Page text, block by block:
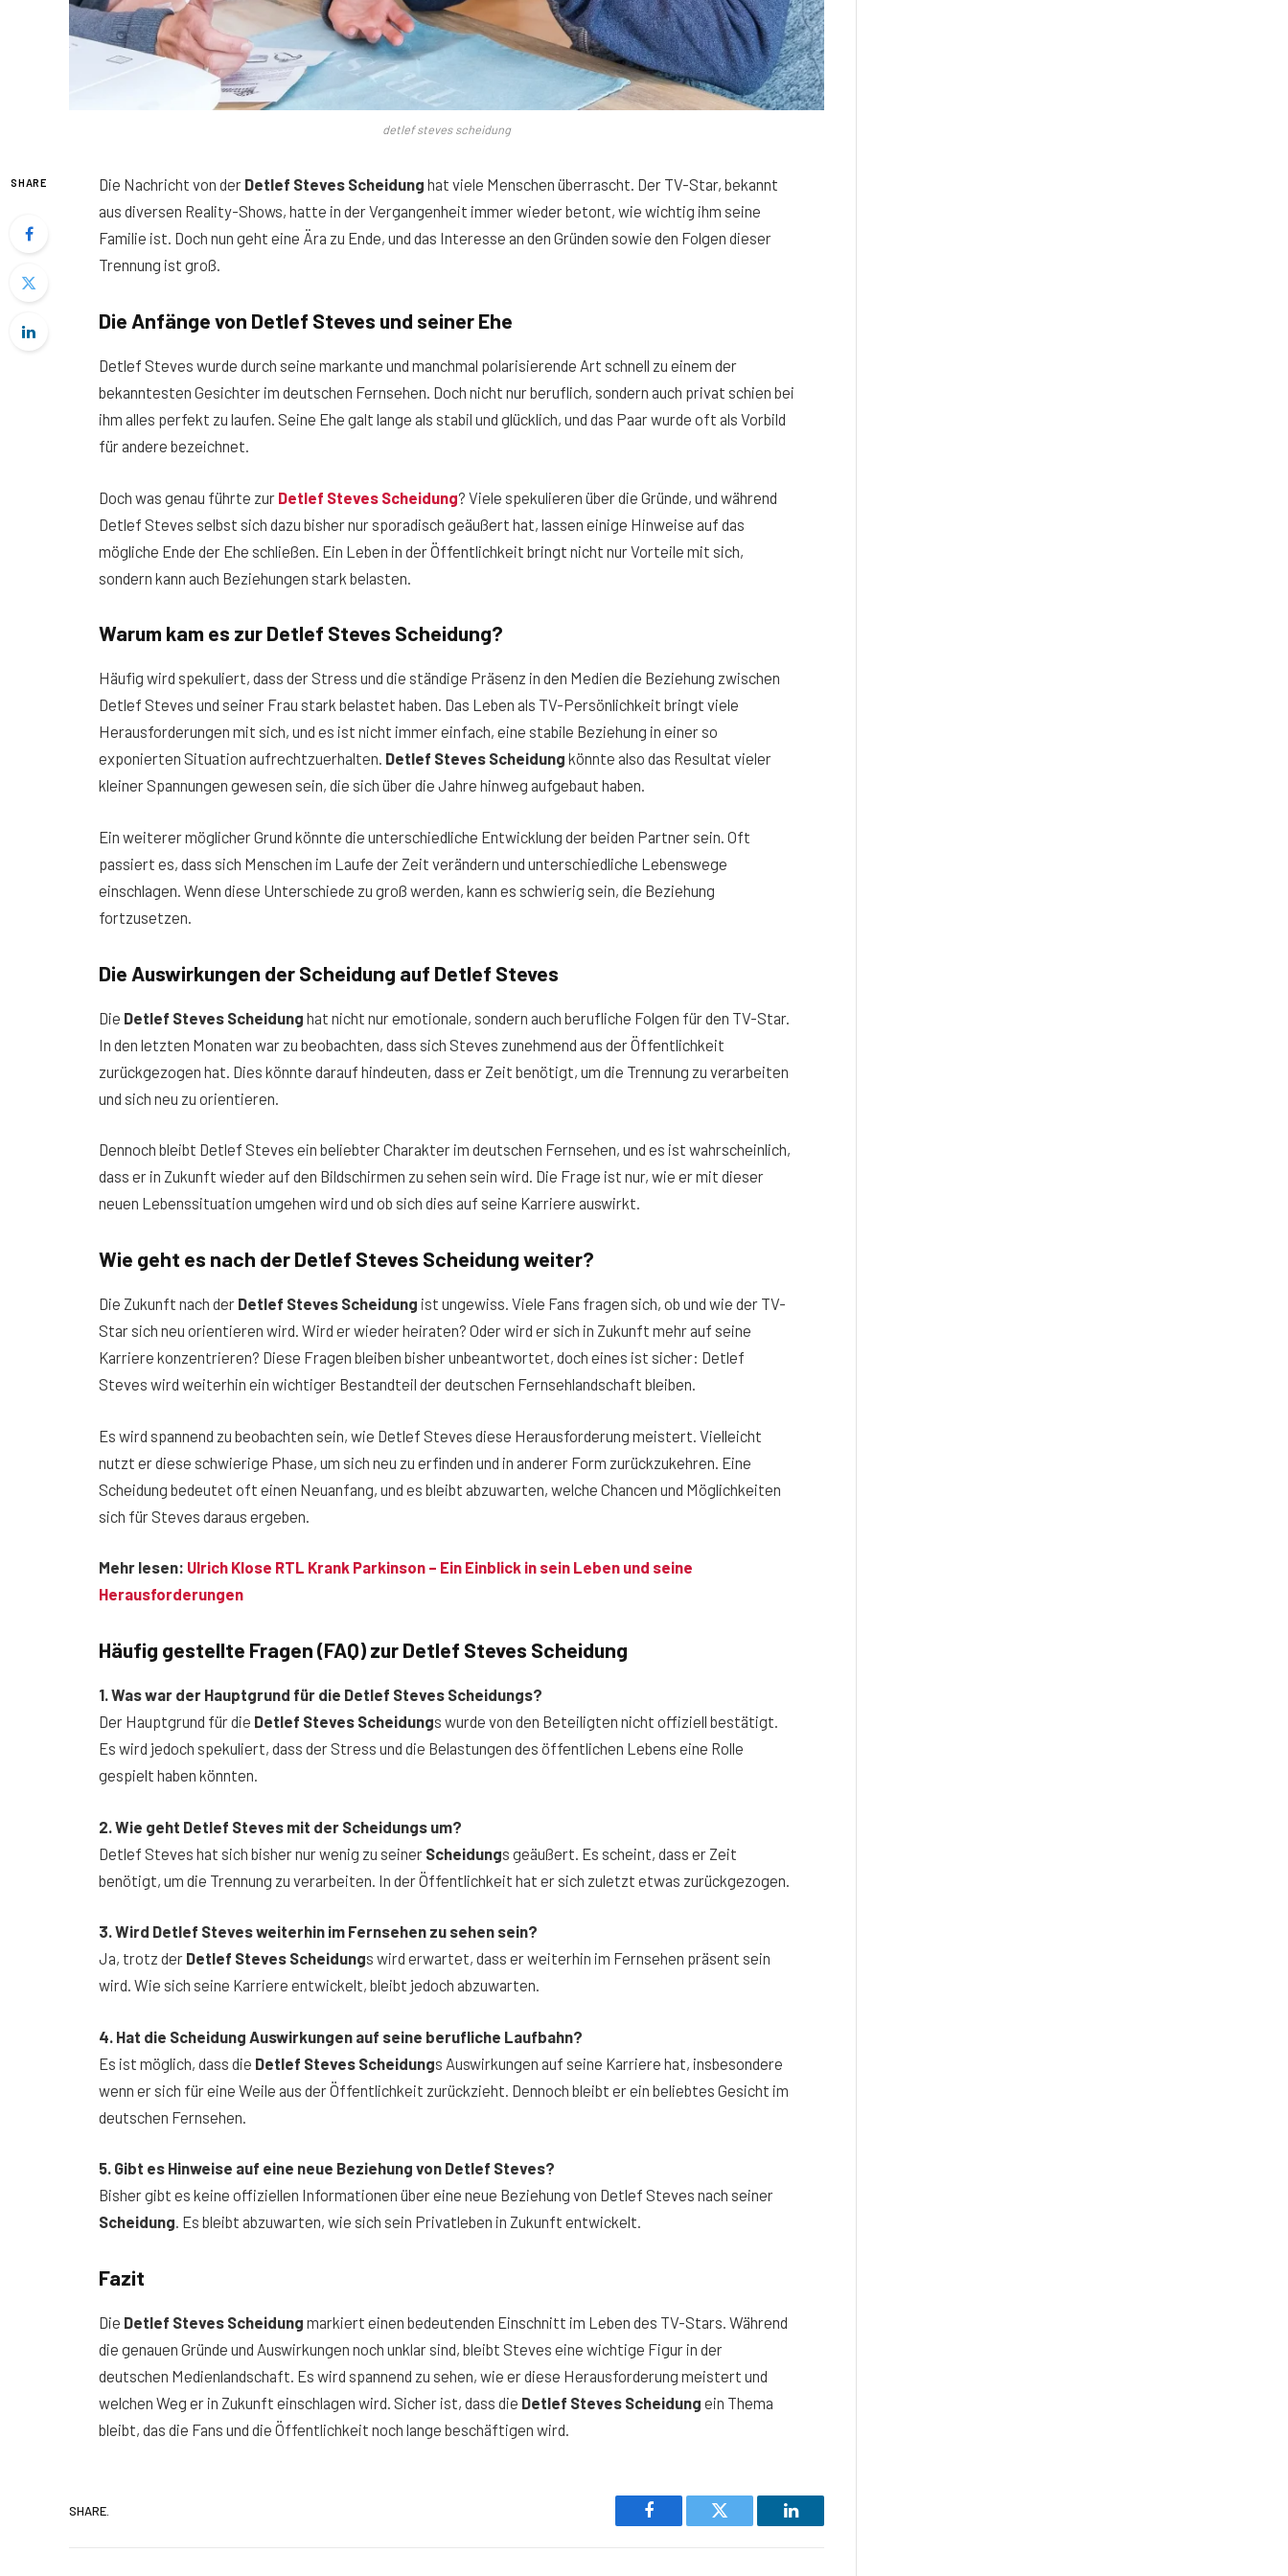
detlef steves scheidung
SHARE Die Nachricht von der Detlef Steves Scheidung hat viele Menschen überrascht. Der TV-Star, bekannt
aus diversen Reality-Shows, hatte in der Vergangenheit immer wieder betont, wie wichtig ihm seine
Familie ist. Doch nun geht eine Ära zu Ende, und das Interesse an den Gründen sowie den Folgen dieser
Trennung ist groß.
Die Anfänge von Detlef Steves und seiner Ehe
Detlef Steves wurde durch seine markante und manchmal polarisierende Art schnell zu einem der
bekanntesten Gesichter im deutschen Fernsehen. Doch nicht nur beruflich, sondern auch privat schien bei
ihm alles perfekt zu laufen. Seine Ehe galt lange als stabil und glücklich, und das Paar wurde oft als Vorbild
für andere bezeichnet.
Doch was genau führte zur Detlef Steves Scheidung? Viele spekulieren über die Gründe, und während
Detlef Steves selbst sich dazu bisher nur sporadisch geäußert hat, lassen einige Hinweise auf das
mögliche Ende der Ehe schließen. Ein Leben in der Öffentlichkeit bringt nicht nur Vorteile mit sich,
sondern kann auch Beziehungen stark belasten.
Warum kam es zur Detlef Steves Scheidung?
Häufig wird spekuliert, dass der Stress und die ständige Präsenz in den Medien die Beziehung zwischen
Detlef Steves und seiner Frau stark belastet haben. Das Leben als TV-Persönlichkeit bringt viele
Herausforderungen mit sich, und es ist nicht immer einfach, eine stabile Beziehung in einer so
exponierten Situation aufrechtzuerhalten. Detlef Steves Scheidung könnte also das Resultat vieler
kleiner Spannungen gewesen sein, die sich über die Jahre hinweg aufgebaut haben.
Ein weiterer möglicher Grund könnte die unterschiedliche Entwicklung der beiden Partner sein. Oft
passiert es, dass sich Menschen im Laufe der Zeit verändern und unterschiedliche Lebenswege
einschlagen. Wenn diese Unterschiede zu groß werden, kann es schwierig sein, die Beziehung
fortzusetzen.
Die Auswirkungen der Scheidung auf Detlef Steves
Die Detlef Steves Scheidung hat nicht nur emotionale, sondern auch berufliche Folgen für den TV-Star.
In den letzten Monaten war zu beobachten, dass sich Steves zunehmend aus der Öffentlichkeit
zurückgezogen hat. Dies könnte darauf hindeuten, dass er Zeit benötigt, um die Trennung zu verarbeiten
und sich neu zu orientieren.
Dennoch bleibt Detlef Steves ein beliebter Charakter im deutschen Fernsehen, und es ist wahrscheinlich,
dass er in Zukunft wieder auf den Bildschirmen zu sehen sein wird. Die Frage ist nur, wie er mit dieser
neuen Lebenssituation umgehen wird und ob sich dies auf seine Karriere auswirkt.
Wie geht es nach der Detlef Steves Scheidung weiter?
Die Zukunft nach der Detlef Steves Scheidung ist ungewiss. Viele Fans fragen sich, ob und wie der TV-
Star sich neu orientieren wird. Wird er wieder heiraten? Oder wird er sich in Zukunft mehr auf seine
Karriere konzentrieren? Diese Fragen bleiben bisher unbeantwortet, doch eines ist sicher: Detlef
Steves wird weiterhin ein wichtiger Bestandteil der deutschen Fernsehlandschaft bleiben.
Es wird spannend zu beobachten sein, wie Detlef Steves diese Herausforderung meistert. Vielleicht
nutzt er diese schwierige Phase, um sich neu zu erfinden und in anderer Form zurückzukehren. Eine
Scheidung bedeutet oft einen Neuanfang, und es bleibt abzuwarten, welche Chancen und Möglichkeiten
sich für Steves daraus ergeben.
Mehr lesen: Ulrich Klose RTL Krank Parkinson – Ein Einblick in sein Leben und seine
Herausforderungen
Häufig gestellte Fragen (FAQ) zur Detlef Steves Scheidung
1. Was war der Hauptgrund für die Detlef Steves Scheidungs?
Der Hauptgrund für die Detlef Steves Scheidungs wurde von den Beteiligten nicht offiziell bestätigt.
Es wird jedoch spekuliert, dass der Stress und die Belastungen des öffentlichen Lebens eine Rolle
gespielt haben könnten.
2. Wie geht Detlef Steves mit der Scheidungs um?
Detlef Steves hat sich bisher nur wenig zu seiner Scheidungs geäußert. Es scheint, dass er Zeit
benötigt, um die Trennung zu verarbeiten. In der Öffentlichkeit hat er sich zuletzt etwas zurückgezogen.
3. Wird Detlef Steves weiterhin im Fernsehen zu sehen sein?
Ja, trotz der Detlef Steves Scheidungs wird erwartet, dass er weiterhin im Fernsehen präsent sein
wird. Wie sich seine Karriere entwickelt, bleibt jedoch abzuwarten.
4. Hat die Scheidung Auswirkungen auf seine berufliche Laufbahn?
Es ist möglich, dass die Detlef Steves Scheidungs Auswirkungen auf seine Karriere hat, insbesondere
wenn er sich für eine Weile aus der Öffentlichkeit zurückzieht. Dennoch bleibt er ein beliebtes Gesicht im
deutschen Fernsehen.
5. Gibt es Hinweise auf eine neue Beziehung von Detlef Steves?
Bisher gibt es keine offiziellen Informationen über eine neue Beziehung von Detlef Steves nach seiner
Scheidung. Es bleibt abzuwarten, wie sich sein Privatleben in Zukunft entwickelt.
Fazit
Die Detlef Steves Scheidung markiert einen bedeutenden Einschnitt im Leben des TV-Stars. Während
die genauen Gründe und Auswirkungen noch unklar sind, bleibt Steves eine wichtige Figur in der
deutschen Medienlandschaft. Es wird spannend zu sehen, wie er diese Herausforderung meistert und
welchen Weg er in Zukunft einschlagen wird. Sicher ist, dass die Detlef Steves Scheidung ein Thema
bleibt, das die Fans und die Öffentlichkeit noch lange beschäftigen wird.
SHARE.
Facebook Twitter LinkedIn